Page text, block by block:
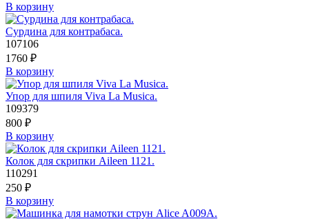
В корзину
Сурдина для контрабаса.
107106
1760 ₽
В корзину
Упор для шпиля Viva La Musica.
109379
800 ₽
В корзину
Колок для скрипки Aileen 1121.
110291
250 ₽
В корзину